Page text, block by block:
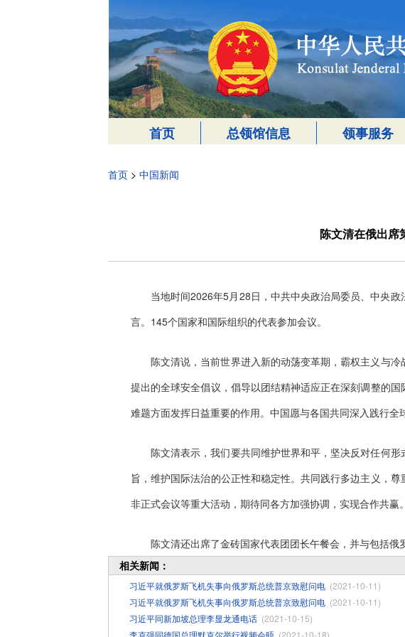
首页 总领馆信息 领事服务
首页 > 中国新闻
陈文清在俄出席
当地时间2026年5月28日，中共中央政治局委员、中央
言。145个国家和国际组织的代表参加会议。
陈文清说，当前世界进入新的动荡变革期，霸权主义与
提出的全球安全倡议，倡导以团结精神适应正在深刻调整的
难题方面发挥日益重要的作用。中国愿与各国共同深入践行
陈文清表示，我们要共同维护世界和平，坚决反对任何
旨，维护国际法治的公正性和稳定性。共同践行多边主义，
非正式会议等重大活动，期待同各方加强协调，实现合作共赢。
陈文清还出席了金砖国家代表团团长午餐会，并与包括俄
相关新闻：
习近平就俄罗斯飞机失事向俄罗斯总统普京致慰问电 (2021-10-11)
习近平就俄罗斯飞机失事向俄罗斯总统普京致慰问电 (2021-10-11)
习近平同新加坡总理李显龙通电话 (2021-10-15)
李克强同德国总理默克尔举行视频会晤 (2021-10-18)